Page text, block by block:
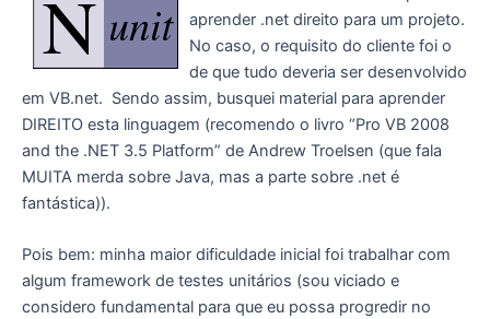
aprender .net direito para um projeto.
No caso, o requisito do cliente foi o
de que tudo deveria ser desenvolvido
em VB.net. Sendo assim, busquei material para aprender
DIREITO esta linguagem (recomendo o livro “Pro VB 2008
and the .NET 3.5 Platform” de Andrew Troelsen (que fala
MUITA merda sobre Java, mas a parte sobre .net é
fantástica)).
Pois bem: minha maior dificuldade inicial foi trabalhar com
algum framework de testes unitários (sou viciado e
considero fundamental para que eu possa progredir no